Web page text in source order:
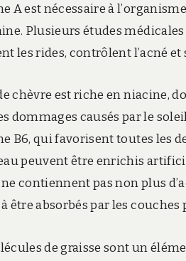
A est nécessaire à
Plusieurs études
les rides, contrôlent l’acné
chèvre est riche en niacine,
dommages causés par le
B6, qui favorisent toutes les
peuvent être enrichis
contiennent pas non plus
être absorbés par les couches
de graisse sont un